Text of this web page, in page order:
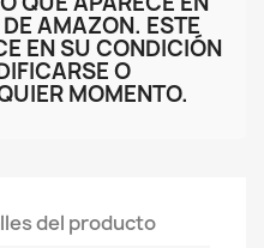
AMAZON. ESTE
EN SU CONDICIÓN
O
MOMENTO.
del producto